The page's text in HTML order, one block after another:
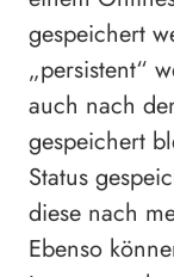
gespeichert
„persistent“
auch nach
gespeichert
Status
diese nach
Ebenso